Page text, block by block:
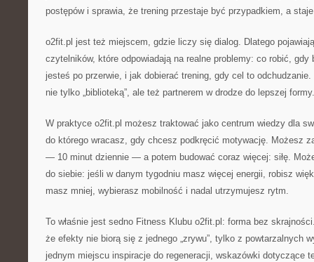
postępów i sprawia, że trening przestaje być przypadkiem, a
o2fit.pl jest też miejscem, gdzie liczy się dialog. Dlatego
czytelników, które odpowiadają na realne problemy: co robić,
jesteś po przerwie, i jak dobierać trening, gdy cel to
nie tylko „biblioteką”, ale też partnerem w drodze do lepszej formy.
W praktyce o2fit.pl możesz traktować jako centrum wiedzy dla
do którego wracasz, gdy chcesz podkręcić motywację. Możesz
— 10 minut dziennie — a potem budować coraz więcej: siłę.
do siebie: jeśli w danym tygodniu masz więcej energii, robisz
masz mniej, wybierasz mobilność i nadal utrzymujesz rytm.
To właśnie jest sedno Fitness Klubu o2fit.pl: forma bez
że efekty nie biorą się z jednego „zrywu”, tylko z powtarzalnych
jednym miejscu inspiracje do regeneracji, wskazówki dotyczące